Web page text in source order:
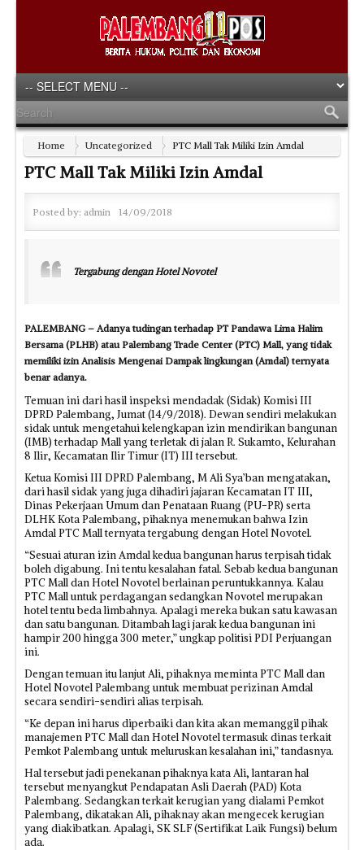
Home Uncategorized PTC Mall Tak Miliki Izin Amdal
PTC Mall Tak Miliki Izin Amdal
Posted by: admin 14/09/2018
Tergabung dengan Hotel Novotel
PALEMBANG – Adanya tudingan terhadap PT Pandawa Lima Halim
Bersama (PLHB) atau Palembang Trade Center (PTC) Mall, yang tidak
memiliki izin Analisis Mengenai Dampak lingkungan (Amdal) ternyata
benar adanya.
Temuan ini dari hasil inspeksi mendadak (Sidak) Komisi III
DPRD Palembang, Jumat (14/9/2018). Dewan sendiri melakukan
sidak untuk mengetahui kelengkapan izin mendirikan bangunan
(IMB) terhadap Mall yang terletak di jalan R. Sukamto, Kelurahan
8 Ilir, Kecamatan Ilir Timur (IT) III tersebut.
Ketua Komisi III DPRD Palembang, M Ali Sya’ban mengatakan,
dari hasil sidak yang juga dihadiri jajaran Kecamatan IT III,
Dinas Pekerjaan Umum dan Penataan Ruang (PU-PR) serta
DLHK Kota Palembang, pihaknya menemukan bahwa Izin
Amdal PTC Mall ternyata tergabung dengan Hotel Novotel.
“Sesuai aturan izin Amdal kedua bangunan harus terpisah tidak
boleh digabung. Ini tentu kesalahan fatal. Sebab kedua bangunan
PTC Mall dan Hotel Novotel berlainan peruntukkannya. Kalau
PTC Mall untuk perdagangan sedangkan Novotel merupakan
hotel tentu beda limbahnya. Apalagi mereka bukan satu kawasan
dan satu bangunan. Ditambah lagi jarak kedua bangunan ini
hampir 200 hingga 300 meter,” ungkap politisi PDI Perjuangan
ini.
Dengan temuan itu lanjut Ali, pihaknya meminta PTC Mall dan
Hotel Novotel Palembang untuk membuat perizinan Amdal
secara sendiri-sendiri alias terpisah.
“Ke depan ini harus diperbaiki dan kita akan memanggil pihak
manajemen PTC Mall dan Hotel Novotel termasuk dinas terkait
Pemkot Palembang untuk meluruskan kesalahan ini,” tandasnya.
Hal tersebut jadi penekanan pihaknya kata Ali, lantaran hal
tersebut menyangkut Pendapatan Asli Daerah (PAD) Kota
Palembang. Sedangkan terkait kerugian yang dialami Pemkot
Palembang, dikatakan Ali, pihaknay akan mengecek kerugian
yang diakibatkan. Apalagi, SK SLF (Sertifikat Laik Fungsi) belum
ada.